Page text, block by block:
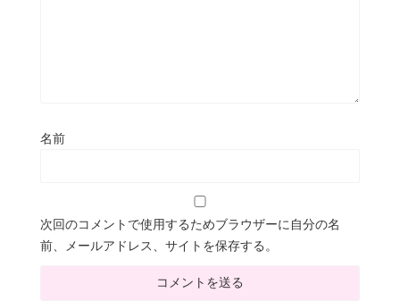
名前
次回のコメントで使用するためブラウザーに自分の名
前、メールアドレス、サイトを保存する。